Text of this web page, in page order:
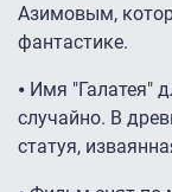
Азимовым,
фантастике.
⦁ Имя "Галатея"
случайно. В
статуя,